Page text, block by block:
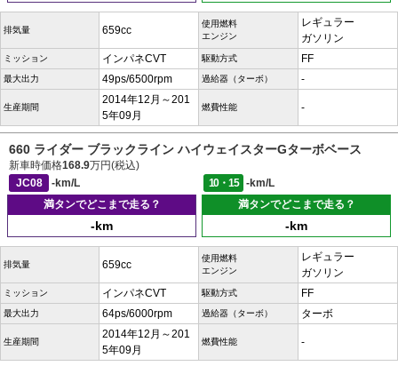
排気量 659cc
使用燃料
エンジン
レギュラー
ガソリン
ミッション インパネCVT 駆動方式 FF
最大出力 49ps/6500rpm 過給器（ターボ） -
生産期間
2014年12月～201
5年09月
燃費性能 -
660 ライダー ブラックライン ハイウェイスターGターボベース
新車時価格168.9万円(税込)
JC08
-km/L 10・15
-km/L
満タンでどこまで走る？
-km
満タンでどこまで走る？
-km
排気量 659cc
使用燃料
エンジン
レギュラー
ガソリン
ミッション インパネCVT 駆動方式 FF
最大出力 64ps/6000rpm 過給器（ターボ） ターボ
生産期間
2014年12月～201
5年09月
燃費性能 -